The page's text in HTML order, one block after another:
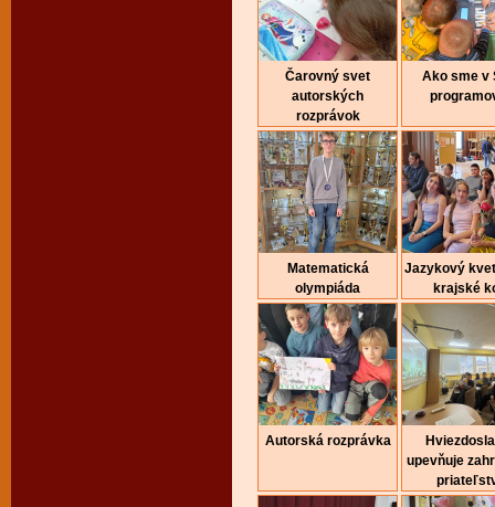
Čarovný svet
autorských
rozprávok
Ako sme v
Matematická
olympiáda
Jazykový
krajské
Autorská rozprávka
upevňuje